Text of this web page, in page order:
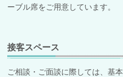
ーブル席をご用意しています。
接客スペース
ご相談・ご面談に際しては、基本